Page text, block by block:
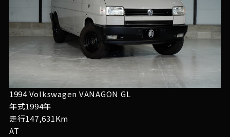
1994 Volkswagen VANAGON GL
年式1994年
走行147,631Km
AT